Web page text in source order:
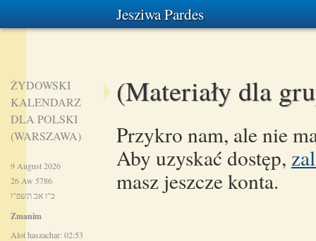
Jesziwa Pardes
ŻYDOWSKI
KALENDARZ
DLA POLSKI
(WARSZAWA)
9 August 2026
26 Aw 5786
כ"ו אב תשפ"ו
Zmanim
Alot haszachar: 02:53
(Materiały dla
Przykro nam, ale nie
Aby uzyskać dostęp,
masz jeszcze konta.